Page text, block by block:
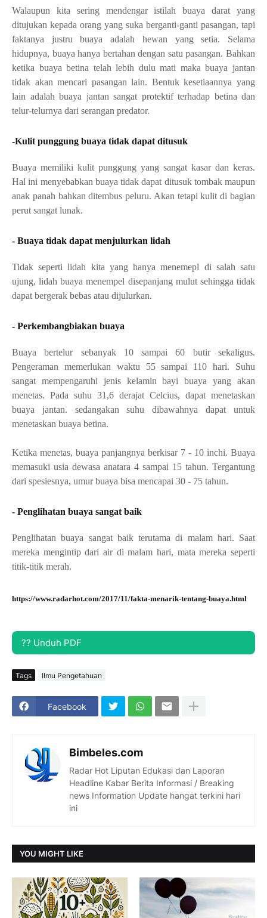
Walaupun kita sering mendengar istilah buaya darat yang
ditujukan kepada orang yang suka berganti-ganti pasangan, tapi
faktanya justru buaya adalah hewan yang setia. Selama
hidupnya, buaya hanya bertahan dengan satu pasangan. Bahkan
ketika buaya betina telah lebih dulu mati maka buaya jantan
tidak akan mencari pasangan lain. Bentuk kesetiaannya yang
lain adalah buaya jantan sangat protektif terhadap betina dan
telur-telurnya dari serangan predator.
-Kulit punggung buaya tidak dapat ditusuk
Buaya memiliki kulit punggung yang sangat kasar dan keras.
Hal ini menyebabkan buaya tidak dapat ditusuk tombak maupun
anak panah bahkan ditembus peluru. Akan tetapi kulit di bagian
perut sangat lunak.
- Buaya tidak dapat menjulurkan lidah
Tidak seperti lidah kita yang hanya menemepl di salah satu
ujung, lidah buaya menempel disepanjang mulut sehingga tidak
dapat bergerak bebas atau dijulurkan.
- Perkembangbiakan buaya
Buaya bertelur sebanyak 10 sampai 60 butir sekaligus.
Pengeraman memerlukan waktu 55 sampai 110 hari. Suhu
sangat mempengaruhi jenis kelamin bayi buaya yang akan
menetas. Pada suhu 31,6 derajat Celcius, dapat menetaskan
buaya jantan. sedangakan suhu dibawahnya dapat untuk
menetaskan buaya betina.
Ketika menetas, buaya panjangnya berkisar 7 - 10 inchi. Buaya
memasuki usia dewasa anatara 4 sampai 15 tahun. Tergantung
dari spesiesnya, umur buaya bisa mencapai 30 - 75 tahun.
- Penglihatan buaya sangat baik
Penglihatan buaya sangat baik terutama di malam hari. Saat
mereka mengintip dari air di malam hari, mata mereka seperti
titik-titik merah.
https://www.radarhot.com/2017/11/fakta-menarik-tentang-buaya.html
?? Unduh PDF
Tags Ilmu Pengetahuan
Facebook
Bimbeles.com
Radar Hot Liputan Edukasi dan Laporan
Headline Kabar Berita Informasi / Breaking
news Information Update hangat terkini hari
ini
YOU MIGHT LIKE